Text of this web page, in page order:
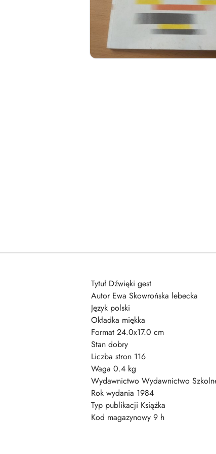
Tytuł Dźwięki gest
Autor Ewa Skowrońska lebecka
Język polski
Okładka miękka
Format 24.0x17.0 cm
Stan dobry
Liczba stron 116
Waga 0.4 kg
Wydawnictwo Wydawnictwo
Rok wydania 1984
Typ publikacji Książka
Kod magazynowy 9 h